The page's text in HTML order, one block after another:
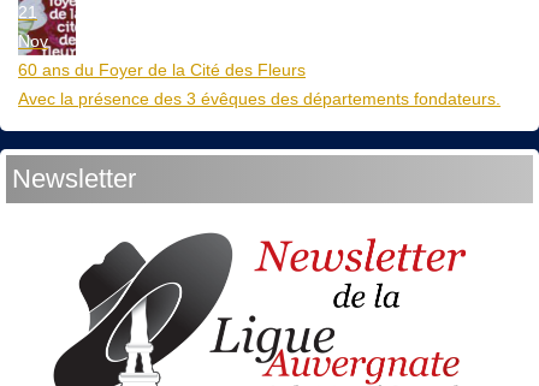
21
Nov
60 ans du Foyer de la Cité des Fleurs
Avec la présence des 3 évêques des départements fondateurs.
Newsletter